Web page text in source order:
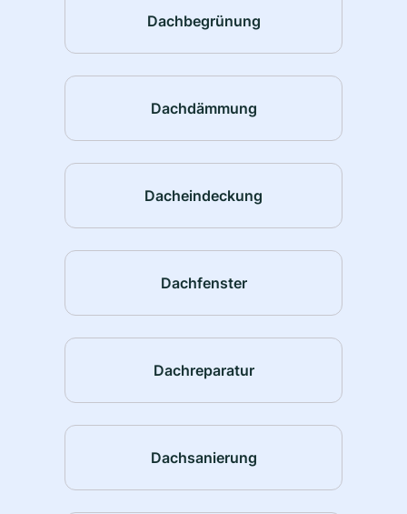
Dachbegrünung
Dachdämmung
Dacheindeckung
Dachfenster
Dachreparatur
Dachsanierung